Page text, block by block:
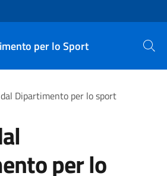
per lo Sport Cerca
Dipartimento per lo sport
per lo